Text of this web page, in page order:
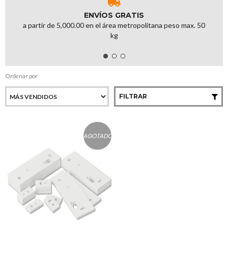
ENVÍOS GRATIS
a partir de 5,000.00 en el área metropolitana peso max. 50
kg
Ordenar por
FILTRAR
AGOTADO